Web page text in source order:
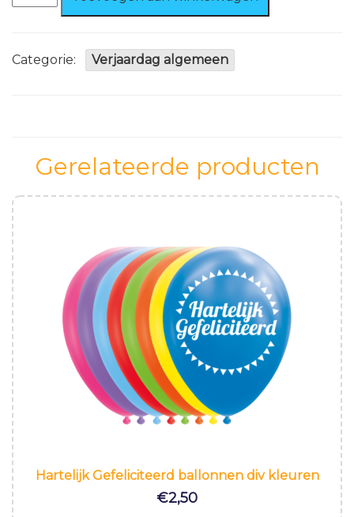
ballonnen
aantal
Categorie: Verjaardag algemeen
Gerelateerde producten
Hartelijk Gefeliciteerd ballonnen div kleuren
€2,50